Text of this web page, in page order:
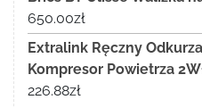
650.00zł
Extralink Ręczny
Kompresor Powietrza
226.88zł